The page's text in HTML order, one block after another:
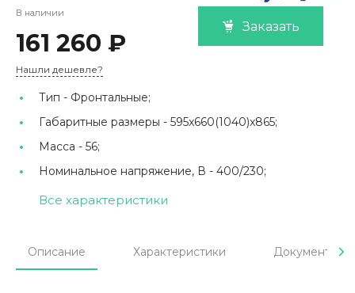
В наличии
161 260 ₽
Заказать
Нашли дешевле?
Тип - Фронтальные;
Габаритные размеры - 595x660(1040)x865;
Масса - 56;
Номинальное напряжение, В - 400/230;
Все характеристики
Описание Характеристики Документы